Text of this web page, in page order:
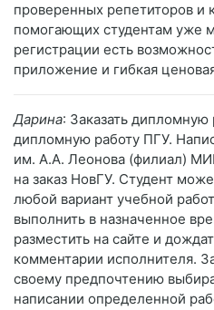
проверенных репетиторов и
помогающих студентам уже
регистрации есть
приложение и гибкая
Дарина: Заказать дипломную
дипломную работу ПГУ.
им. А.А. Леонова (филиал)
на заказ НовГУ. Студент
любой вариант учебной
выполнить в назначенное
разместить на сайте и
комментарии исполнителя.
своему предпочтению
написании определенной